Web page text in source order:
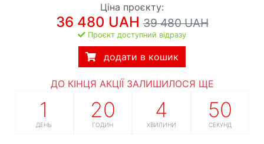
Ціна проєкту:
36 480 UAH39 480 UAH
Проєкт доступний відразу
додати в кошик
ДО КІНЦЯ АКЦІЇ ЗАЛИШИЛОСЯ ЩЕ
1
ДЕНЬ
20
ГОДИН
4
ХВИЛИНИ
49
СЕКУНД